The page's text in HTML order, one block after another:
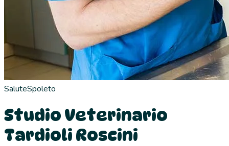
SaluteSpoleto
Studio Veterinario
Tardioli Roscini